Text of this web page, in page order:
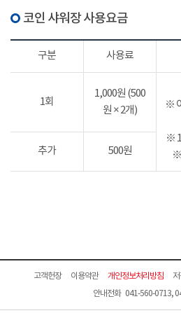
코인 샤워장 사용요금
구분 사용료
1회
1,000원 (500
원 × 2개)
※
※
※
추가 500원
고객헌장 이용약관 개인정보처리방침
안내전화 041-560-0713,